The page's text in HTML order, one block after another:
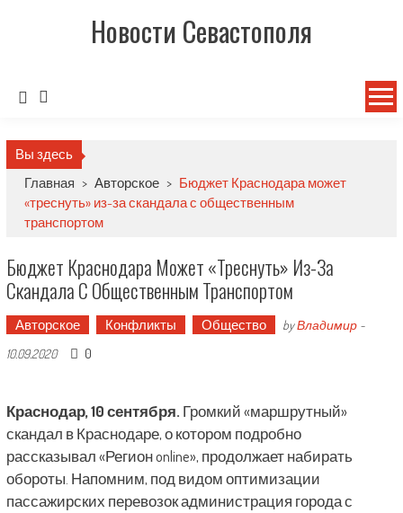
Новости Севастополя
Вы здесь
Главная > Авторское > Бюджет Краснодара может
«треснуть» из-за скандала с общественным
транспортом
Бюджет Краснодара Может «треснуть» Из-За
Скандала С Общественным Транспортом
Авторское Конфликты Общество byВладимир-
10.09.2020
0
Краснодар, 10 сентября. Громкий «маршрутный»
скандал в Краснодаре, о котором подробно
рассказывал «Регион online», продолжает набирать
обороты. Напомним, под видом оптимизации
пассажирских перевозок администрация города с